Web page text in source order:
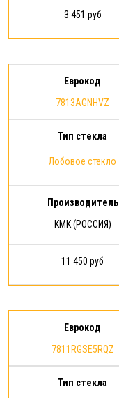
3 451 руб
Еврокод
7813AGNHVZ
Тип стекла
Лобовое стекло
Производитель
КМК (РОССИЯ)
11 450 руб
Еврокод
7811RGSE5RQZ
Тип стекла